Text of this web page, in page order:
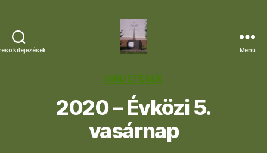
kifejezések
Egyházközség
Menü
Kategóriák
HIRDETÉSEK
2020 – Évközi 5.
vasárnap